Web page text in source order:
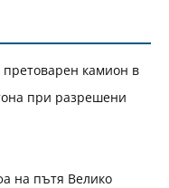
камион в
при разрешени
на пътя Велико